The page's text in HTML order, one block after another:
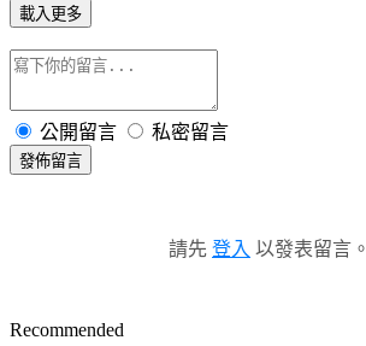
載入更多
公開留言 私密留言
發佈留言
請先 登入 以發表留言。
Recommended